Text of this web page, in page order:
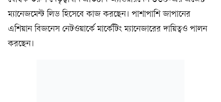
ম্যানেজমেন্ট লিড হিসেবে কাজ করছেন। পাশাপাশি জাপানের
এশিয়ান বিজনেস নেটওয়ার্কে মার্কেটিং ম্যানেজারের দায়িত্বও পালন
করছেন।